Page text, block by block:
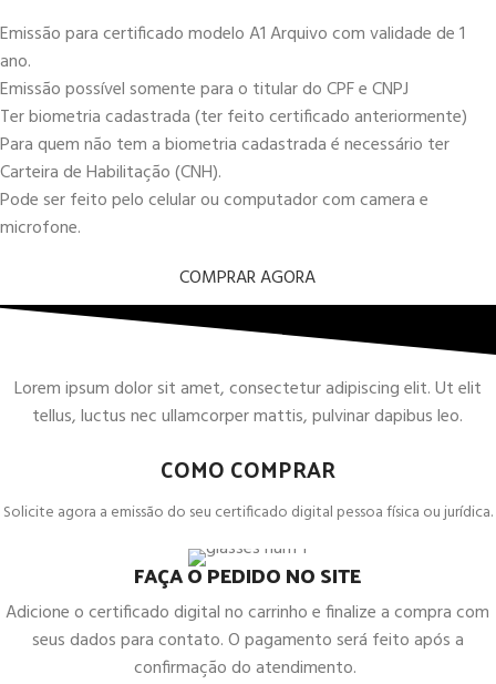
Emissão para certificado modelo A1 Arquivo com validade de 1
ano.
Emissão possível somente para o titular do CPF e CNPJ
Ter biometria cadastrada (ter feito certificado anteriormente)
Para quem não tem a biometria cadastrada é necessário ter
Carteira de Habilitação (CNH).
Pode ser feito pelo celular ou computador com camera e
microfone.
COMPRAR AGORA
Lorem ipsum dolor sit amet, consectetur adipiscing elit. Ut elit
tellus, luctus nec ullamcorper mattis, pulvinar dapibus leo.
COMO COMPRAR
Solicite agora a emissão do seu certificado digital pessoa física ou jurídica.
FAÇA O PEDIDO NO SITE
Adicione o certificado digital no carrinho e finalize a compra com
seus dados para contato. O pagamento será feito após a
confirmação do atendimento.